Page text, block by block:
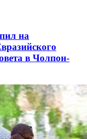
на
в Чолпон-